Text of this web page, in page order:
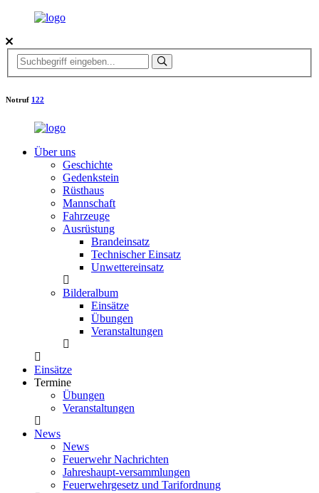
Notruf 122
Über uns
Geschichte
Gedenkstein
Rüsthaus
Mannschaft
Fahrzeuge
Ausrüstung
Brandeinsatz
Technischer Einsatz
Unwettereinsatz
Bilderalbum
Einsätze
Übungen
Veranstaltungen
Einsätze
Termine
Übungen
Veranstaltungen
News
News
Feuerwehr Nachrichten
Jahreshaupt-versammlungen
Feuerwehrgesetz und Tarifordnung